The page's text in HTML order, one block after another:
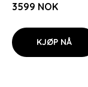
3599 NOK
KJØP NÅ